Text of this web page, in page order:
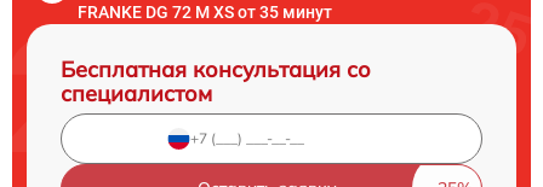
FRANKE DG 72 M XS от 35 минут
Бесплатная консультация со
специалистом